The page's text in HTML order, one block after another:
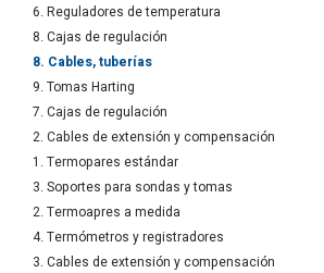
6. Reguladores de temperatura
8. Cajas de regulación
8. Cables, tuberías
9. Tomas Harting
7. Cajas de regulación
2. Cables de extensión y compensación
1. Termopares estándar
3. Soportes para sondas y tomas
2. Termoapres a medida
4. Termómetros y registradores
3. Cables de extensión y compensación